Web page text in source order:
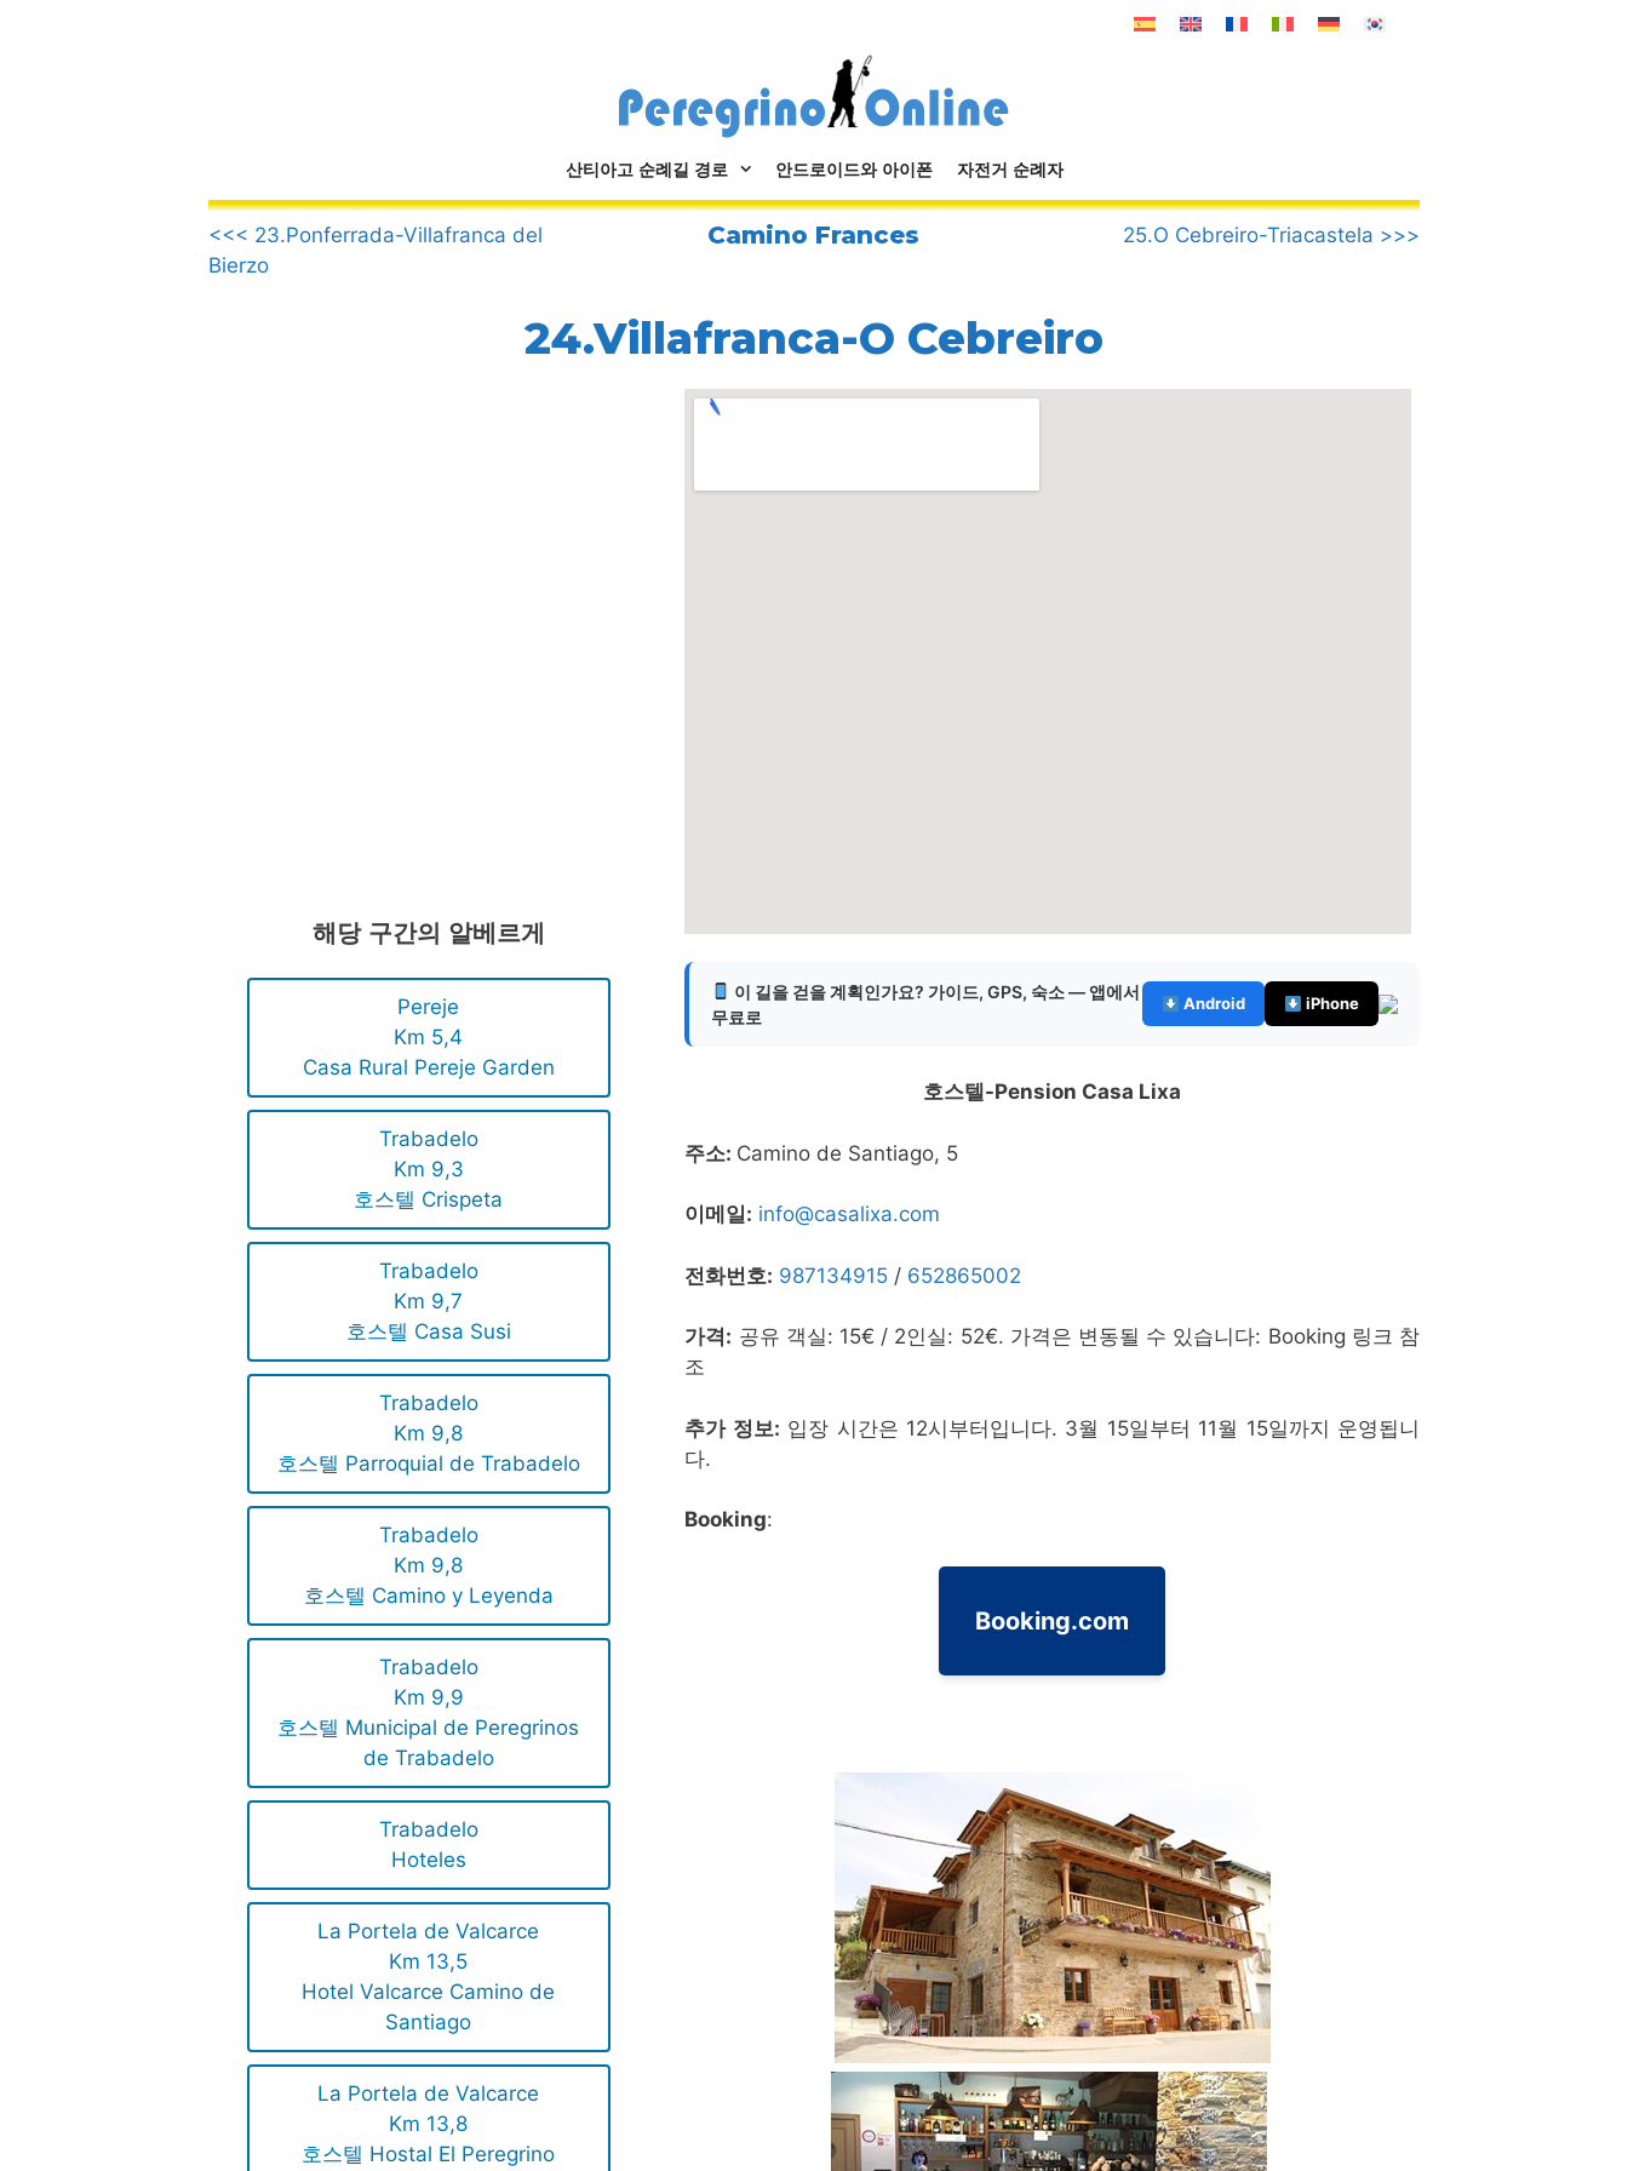
산티아고 순례길 경로 안드로이드와 아이폰 자전거 순례자
.
<<< 23.Ponferrada-Villafranca del
Bierzo
Camino Frances 25.O Cebreiro-Triacastela >>>
24.Villafranca-O Cebreiro
해당 구간의 알베르게
Pereje
Km 5,4
Casa Rural Pereje Garden
Trabadelo
Km 9,3
호스텔 Crispeta
Trabadelo
Km 9,7
호스텔 Casa Susi
Trabadelo
Km 9,8
호스텔 Parroquial de Trabadelo
Trabadelo
Km 9,8
호스텔 Camino y Leyenda
Trabadelo
Km 9,9
호스텔 Municipal de Peregrinos
de Trabadelo
Trabadelo
Hoteles
La Portela de Valcarce
Km 13,5
Hotel Valcarce Camino de
Santiago
La Portela de Valcarce
Km 13,8
호스텔 Hostal El Peregrino
이 길을 걷을 계획인가요? 가이드, GPS, 숙소 — 앱에서
무료로
Android iPhone
호스텔-Pension Casa Lixa
주소: Camino de Santiago, 5
이메일: info@casalixa.com
전화번호: 987134915 / 652865002
가격: 공유 객실: 15€ / 2인실: 52€. 가격은 변동될 수 있습니다: Booking 링크 참
조
추가 정보: 입장 시간은 12시부터입니다. 3월 15일부터 11월 15일까지 운영됩니
다.
Booking:
Booking.com